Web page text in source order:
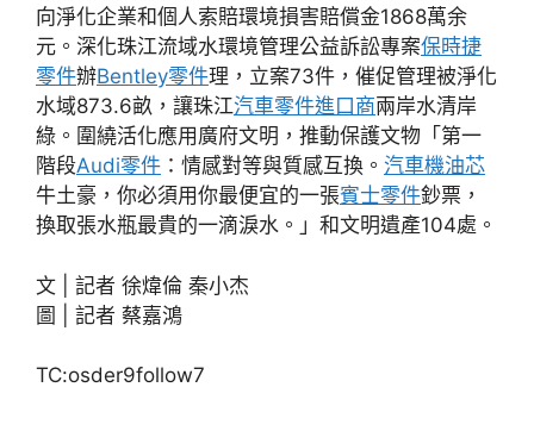
向淨化企業和個人索賠環境損害賠償金1868萬余
元。深化珠江流域水環境管理公益訴訟專案保時捷
零件辦Bentley零件理，立案73件，催促管理被淨化
水域873.6畝，讓珠江汽車零件進口商兩岸水清岸
綠。圍繞活化應用廣府文明，推動保護文物「第一
階段Audi零件 ：情感對等與質感互換。 汽車機油芯
牛土豪，你必須用你最便宜的一張賓士零件鈔票，
換取張水瓶最貴的一滴淚水。」和文明遺產104處。
文 | 記者 徐煒倫 秦小杰
圖 | 記者 蔡嘉鴻
TC:osder9follow7